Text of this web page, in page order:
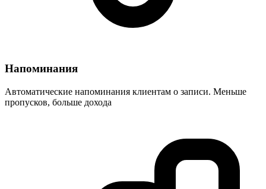
Напоминания
Автоматические напоминания клиентам о записи. Меньше
пропусков, больше дохода